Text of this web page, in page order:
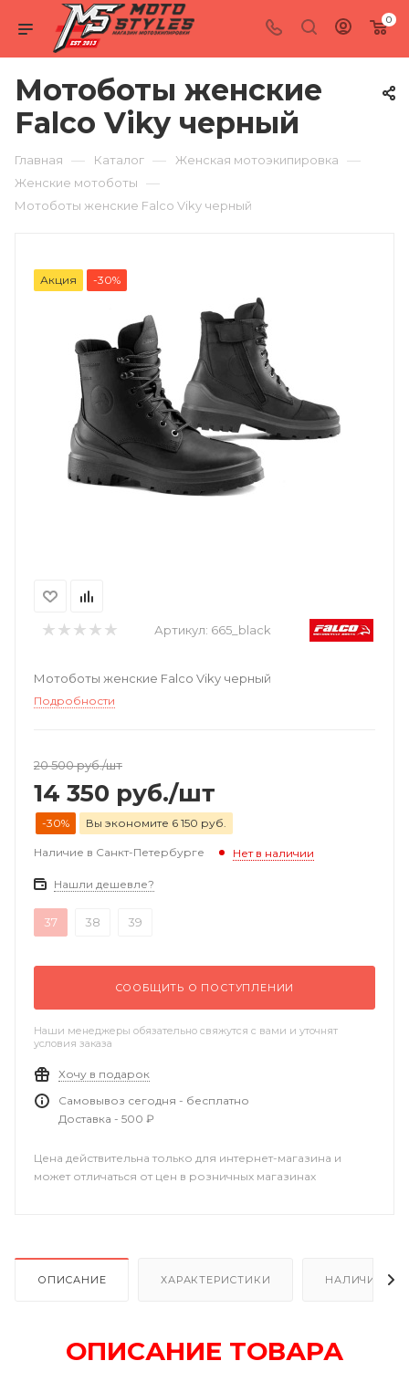
0
Мотоботы женские
Falco Viky черный
Главная — Каталог — Женская мотоэкипировка —
Женские мотоботы —
Мотоботы женские Falco Viky черный
Акция -30%
Артикул: 665_black
Мотоботы женские Falco Viky черный
Подробности
20 500руб./шт
14 350 руб./шт
-30% Вы экономите 6 150 руб.
Наличие в Санкт-Петербурге Нет в наличии
Нашли дешевле?
37 38 39
СООБЩИТЬ О ПОСТУПЛЕНИИ
Наши менеджеры обязательно свяжутся с вами и уточнят
условия заказа
Хочу в подарок
Самовывоз сегодня - бесплатно
Доставка - 500 ₽
Цена действительна только для интернет-магазина и
может отличаться от цен в розничных магазинах
ОПИСАНИЕ ХАРАКТЕРИСТИКИ НАЛИЧИЕ В
ОПИСАНИЕ ТОВАРА